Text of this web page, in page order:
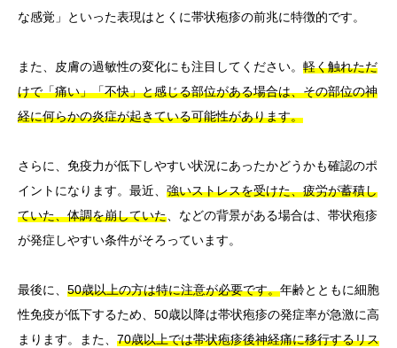
な感覚」といった表現はとくに帯状疱疹の前兆に特徴的です。
また、皮膚の過敏性の変化にも注目してください。 軽く触れただ
けで「痛い」「不快」と感じる部位がある場合は、その部位の神
経に何らかの炎症が起きている可能性があります。
さらに、免疫力が低下しやすい状況にあったかどうかも確認のポ
イントになります。最近、 強いストレスを受けた、疲労が蓄積し
ていた、体調を崩していた 、などの背景がある場合は、帯状疱疹
が発症しやすい条件がそろっています。
最後に、 50歳以上の方は特に注意が必要です。年齢とともに細胞
性免疫が低下するため、50歳以降は帯状疱疹の発症率が急激に高
まります。また、 70歳以上では帯状疱疹後神経痛に移行するリス